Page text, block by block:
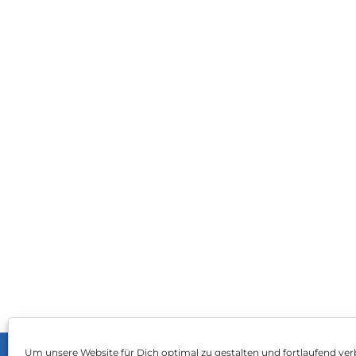
Um unsere Website für Dich optimal zu gestalten und fortlaufend